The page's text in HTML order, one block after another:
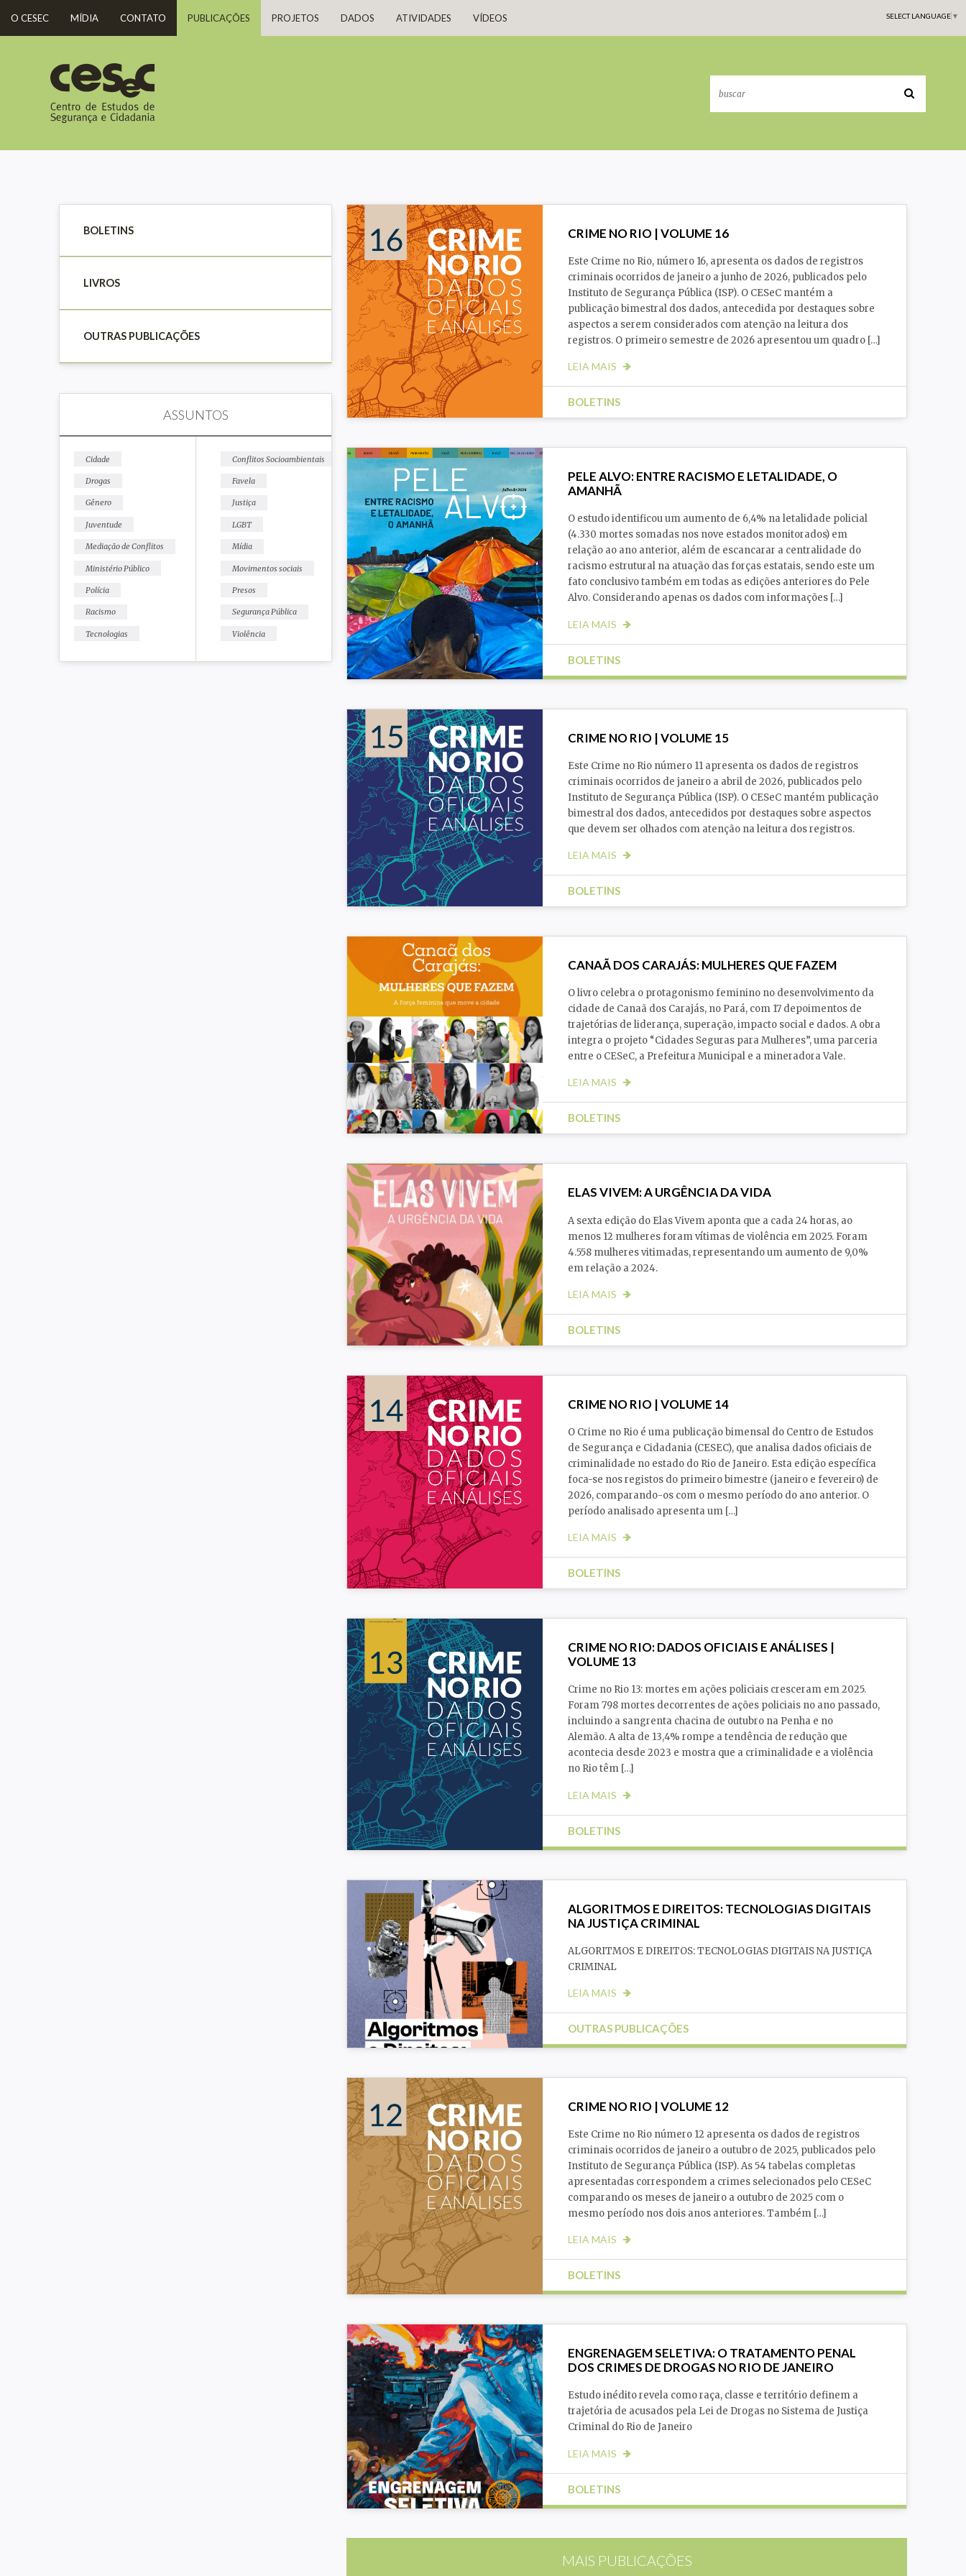
O CESEC MÍDIA CONTATO PUBLICAÇÕES PROJETOS DADOS ATIVIDADES VÍDEOS SELECT LANGUAGE ▼
BOLETINS
LIVROS
OUTRAS PUBLICAÇÕES
ASSUNTOS
Cidade Conflitos Socioambientais
Drogas Favela
Gênero Justiça
Juventude LGBT
Mediação de Conflitos Mídia
Ministério Público Movimentos sociais
Polícia Presos
Racismo Segurança Pública
Tecnologias Violência
CRIME NO RIO | VOLUME 16
Este Crime no Rio, número 16, apresenta os dados de registros
criminais ocorridos de janeiro a junho de 2026, publicados pelo
Instituto de Segurança Pública (ISP). O CESeC mantém a
publicação bimestral dos dados, antecedida por destaques sobre
aspectos a serem considerados com atenção na leitura dos
registros. O primeiro semestre de 2026 apresentou um quadro […]
LEIA MAIS
BOLETINS
PELE ALVO: ENTRE RACISMO E LETALIDADE, O
AMANHÃ
O estudo identificou um aumento de 6,4% na letalidade policial
(4.330 mortes somadas nos nove estados monitorados) em
relação ao ano anterior, além de escancarar a centralidade do
racismo estrutural na atuação das forças estatais, sendo este um
fato conclusivo também em todas as edições anteriores do Pele
Alvo. Considerando apenas os dados com informações […]
LEIA MAIS
BOLETINS
CRIME NO RIO | VOLUME 15
Este Crime no Rio número 11 apresenta os dados de registros
criminais ocorridos de janeiro a abril de 2026, publicados pelo
Instituto de Segurança Pública (ISP). O CESeC mantém publicação
bimestral dos dados, antecedidos por destaques sobre aspectos
que devem ser olhados com atenção na leitura dos registros.
LEIA MAIS
BOLETINS
CANAÃ DOS CARAJÁS: MULHERES QUE FAZEM
O livro celebra o protagonismo feminino no desenvolvimento da
cidade de Canaã dos Carajás, no Pará, com 17 depoimentos de
trajetórias de liderança, superação, impacto social e dados. A obra
integra o projeto “Cidades Seguras para Mulheres”, uma parceria
entre o CESeC, a Prefeitura Municipal e a mineradora Vale.
LEIA MAIS
BOLETINS
ELAS VIVEM: A URGÊNCIA DA VIDA
A sexta edição do Elas Vivem aponta que a cada 24 horas, ao
menos 12 mulheres foram vítimas de violência em 2025. Foram
4.558 mulheres vitimadas, representando um aumento de 9,0%
em relação a 2024.
LEIA MAIS
BOLETINS
CRIME NO RIO | VOLUME 14
O Crime no Rio é uma publicação bimensal do Centro de Estudos
de Segurança e Cidadania (CESEC), que analisa dados oficiais de
criminalidade no estado do Rio de Janeiro. Esta edição específica
foca-se nos registos do primeiro bimestre (janeiro e fevereiro) de
2026, comparando-os com o mesmo período do ano anterior. O
período analisado apresenta um […]
LEIA MAIS
BOLETINS
CRIME NO RIO: DADOS OFICIAIS E ANÁLISES |
VOLUME 13
Crime no Rio 13: mortes em ações policiais cresceram em 2025.
Foram 798 mortes decorrentes de ações policiais no ano passado,
incluindo a sangrenta chacina de outubro na Penha e no
Alemão. A alta de 13,4% rompe a tendência de redução que
acontecia desde 2023 e mostra que a criminalidade e a violência
no Rio têm […]
LEIA MAIS
BOLETINS
ALGORITMOS E DIREITOS: TECNOLOGIAS DIGITAIS
NA JUSTIÇA CRIMINAL
ALGORITMOS E DIREITOS: TECNOLOGIAS DIGITAIS NA JUSTIÇA
CRIMINAL
LEIA MAIS
OUTRAS PUBLICAÇÕES
CRIME NO RIO | VOLUME 12
Este Crime no Rio número 12 apresenta os dados de registros
criminais ocorridos de janeiro a outubro de 2025, publicados pelo
Instituto de Segurança Pública (ISP). As 54 tabelas completas
apresentadas correspondem a crimes selecionados pelo CESeC
comparando os meses de janeiro a outubro de 2025 com o
mesmo período nos dois anos anteriores. Também […]
LEIA MAIS
BOLETINS
ENGRENAGEM SELETIVA: O TRATAMENTO PENAL
DOS CRIMES DE DROGAS NO RIO DE JANEIRO
Estudo inédito revela como raça, classe e território definem a
trajetória de acusados pela Lei de Drogas no Sistema de Justiça
Criminal do Rio de Janeiro
LEIA MAIS
BOLETINS
MAIS PUBLICAÇÕES